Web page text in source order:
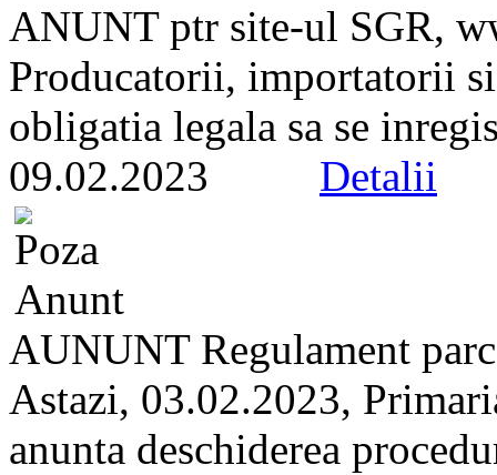
ANUNT ptr site-ul SGR,
Producatorii, importatorii
obligatia legala sa se
09.02.2023 Detalii
AUNUNT Regulament
Astazi, 03.02.2023,
anunta deschiderea